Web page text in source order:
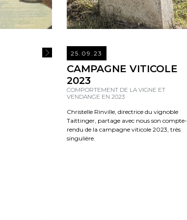
READ MORE
25.09.23
CAMPAGNE VITICOLE
2023
COMPORTEMENT DE LA VIGNE ET
VENDANGE EN 2023
Christelle Rinville, directrice du vignoble
Taittinger, partage avec nous son compte-
rendu de la campagne viticole 2023, très
singulière.